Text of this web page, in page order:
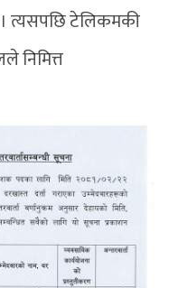
त्यसपछि टेलिकमकी
निमित्त